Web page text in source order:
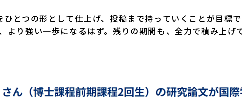
とつの形として仕上げ、投稿まで持っていくことが目標
り強い一歩になるはず。残りの期間も、全力で積み上げ